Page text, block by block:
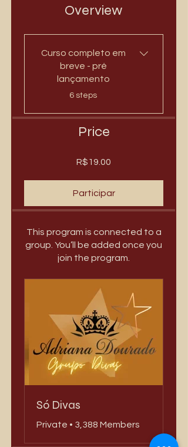
Overview
Curso completo em
breve - pré
lançamento
.
6 steps
Price
R$19.00
Participar
This program is connected to a
group. You’ll be added once you
join the program.
Só Divas
Private • 3,388 Members